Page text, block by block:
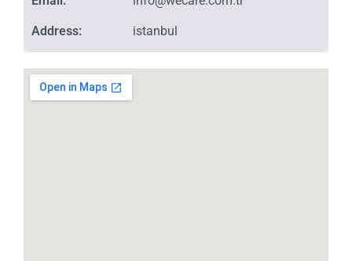
Address: istanbul